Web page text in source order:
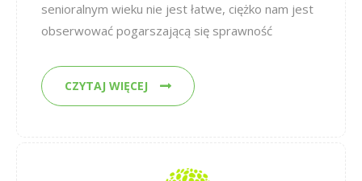
senioralnym wieku nie jest łatwe, ciężko nam jest
obserwować pogarszającą się sprawność
CZYTAJ WIĘCEJ